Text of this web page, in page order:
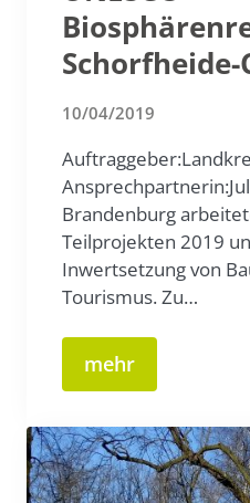
10/04/2019
Brandenburg
Teilprojekten 2019
Inwertsetzung von
Tourismus. Zu…
mehr